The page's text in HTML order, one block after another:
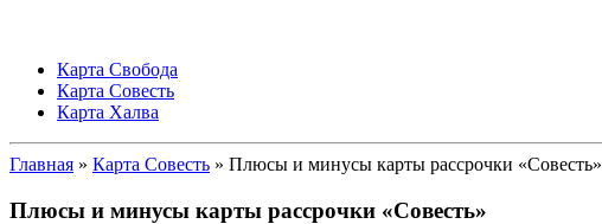
Карта Свобода
Карта Совесть
Карта Халва
Главная » Карта Совесть » Плюсы и минусы карты рассрочки «Совесть»
Плюсы и минусы карты рассрочки «Совесть»